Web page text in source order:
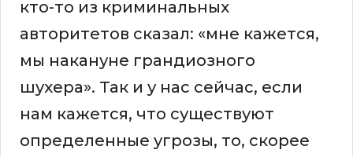
кто-то из криминальных
авторитетов сказал: «мне кажется,
мы накануне грандиозного
шухера». Так и у нас сейчас, если
нам кажется, что существуют
определенные угрозы, то, скорее